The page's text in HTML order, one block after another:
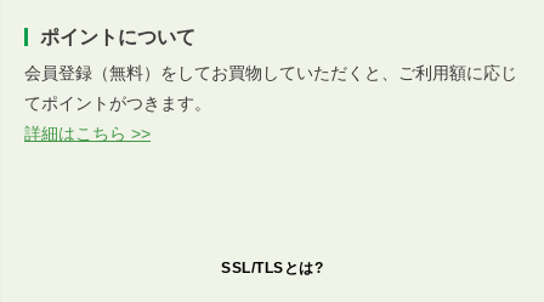
ポイントについて
会員登録（無料）をしてお買物していただくと、ご利用額に応じ
てポイントがつきます。
詳細はこちら >>
SSL/TLSとは?